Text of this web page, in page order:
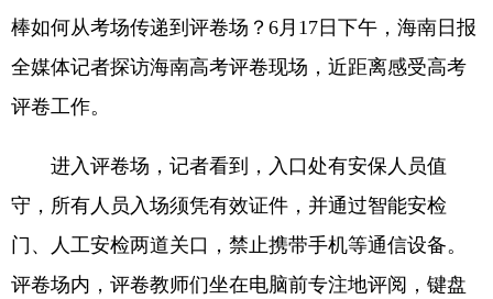
棒如何从考场传递到评卷场？6月17日下午，海南日报
全媒体记者探访海南高考评卷现场，近距离感受高考
评卷工作。
进入评卷场，记者看到，入口处有安保人员值
守，所有人员入场须凭有效证件，并通过智能安检
门、人工安检两道关口，禁止携带手机等通信设备。
评卷场内，评卷教师们坐在电脑前专注地评阅，键盘